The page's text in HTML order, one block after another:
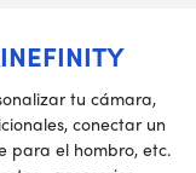
tu cámara,
conectar un
para el hombro, etc.